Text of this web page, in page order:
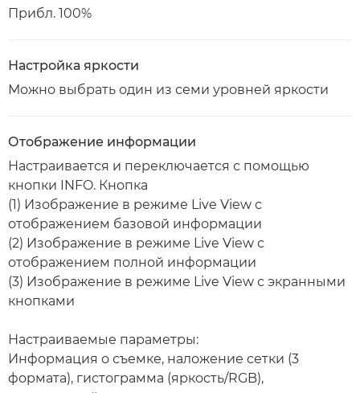
Прибл. 100%
Настройка яркости
Можно выбрать один из семи уровней яркости
Отображение информации
Настраивается и переключается с помощью
кнопки INFO. Кнопка
(1) Изображение в режиме Live View с
отображением базовой информации
(2) Изображение в режиме Live View с
отображением полной информации
(3) Изображение в режиме Live View с экранными
кнопками
Настраиваемые параметры:
Информация о съемке, наложение сетки (3
формата), гистограмма (яркость/RGB),